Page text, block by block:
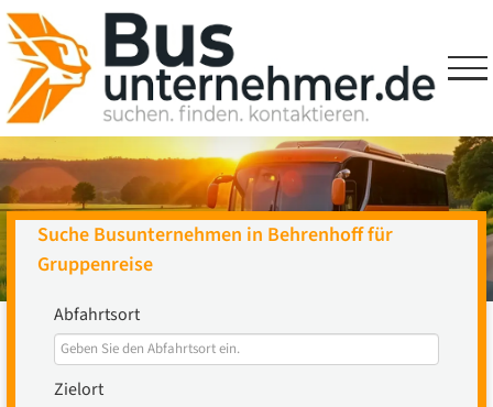
Skip
to
content
Suche Busunternehmen in Behrenhoff für
Gruppenreise
Abfahrtsort
Zielort